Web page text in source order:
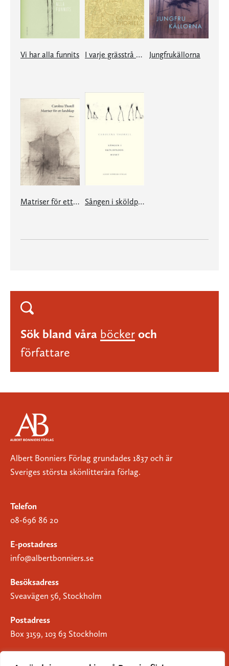
Vi har alla funnits I varje grässtrå såg jag en eld Jungfrukällorna
Matriser för ett landskap Sången i sköldpaddshuset
Sök bland våra böcker och
författare
Albert Bonniers Förlag grundades 1837 och är
Sveriges största skönlitterära förlag.
Telefon
08-696 86 20
E-postadress
info@albertbonniers.se
Besöksadress
Sveavägen 56, Stockholm
Postadress
Box 3159, 103 63 Stockholm